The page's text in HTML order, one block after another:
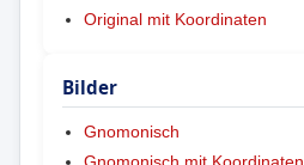
Original mit Koordinaten
Bilder
Gnomonisch
Gnomonisch mit Koordinaten